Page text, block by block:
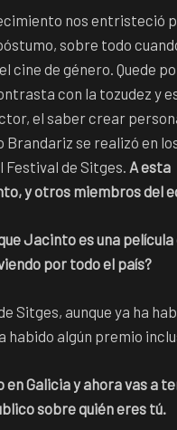
nos entristeció
sobre todo
cine de género. Quede
con la tozudez y
el saber crear
se realizó en
Festival de Sitges. A esta
y otros miembros del
Jacinto es una película
por todo el país?
Sitges, aunque ya ha
habido algún premio
Galicia y ahora vas a
sobre quién eres tú.